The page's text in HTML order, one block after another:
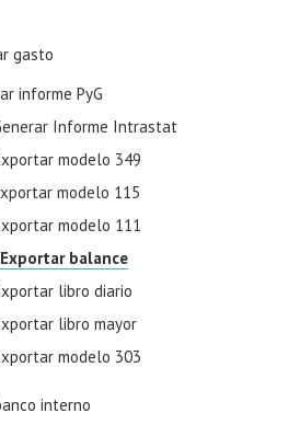
gasto
informe PyG
Informe Intrastat
modelo 349
modelo 115
modelo 111
balance
libro diario
libro mayor
modelo 303
interno